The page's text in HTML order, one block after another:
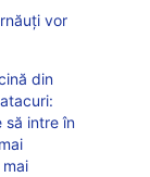
vor
din
să intre în